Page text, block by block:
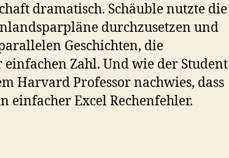
dramatisch. Schäuble nutzte die
durchzusetzen und
Geschichten, die
Zahl. Und wie der Student
Harvard Professor nachwies, dass
einfacher Excel Rechenfehler.